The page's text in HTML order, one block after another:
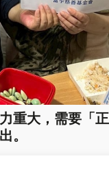
重大，需要「正
。